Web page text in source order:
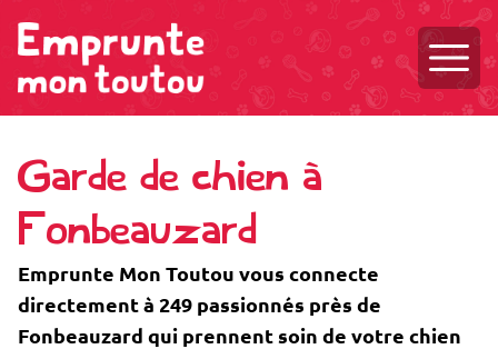
Garde de chien à
Fonbeauzard
Emprunte Mon Toutou vous connecte
directement à 249 passionnés près de
Fonbeauzard qui prennent soin de votre chien